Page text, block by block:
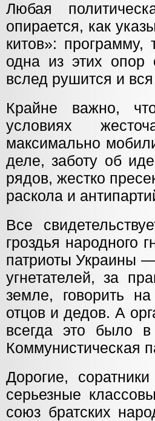
Любая
опирается, как
китов»: программу,
одна из этих опор
вслед рушится и
Крайне важно,
условиях
максимально
деле, заботу об
рядов, жестко
раскола и
Все
гроздья народного
патриоты Украины
угнетателей, за
земле, говорить
отцов и дедов. А
всегда это было
Коммунистическая
Дорогие,
серьезные
союз братских